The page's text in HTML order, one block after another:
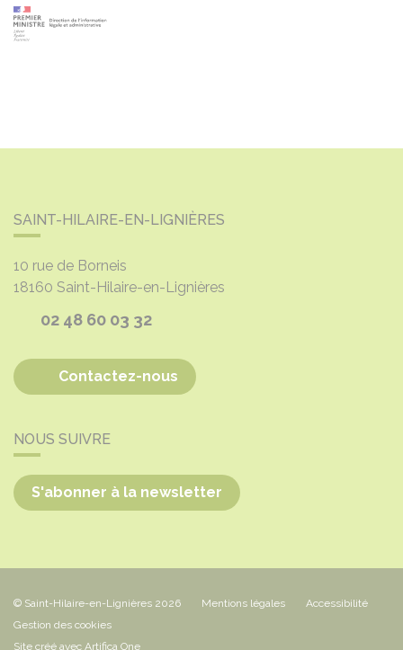
SAINT-HILAIRE-EN-LIGNIÈRES
10 rue de Borneis
18160 Saint-Hilaire-en-Lignières
02 48 60 03 32
Contactez-nous
NOUS SUIVRE
S'abonner à la newsletter
© Saint-Hilaire-en-Lignières 2026 Mentions légales
Accessibilité
Gestion des cookies
Site créé avec Artifica One